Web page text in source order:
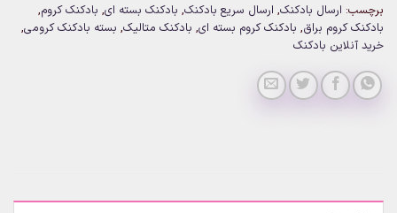
برچسب: ارسال بادکنک, ارسال سریع بادکنک, بادکنک بسته ای, بادکنک کروم,
بادکنک کروم براق, بادکنک کروم بسته ای, بادکنک متالیک, بسته بادکنک کرومی,
خرید آنلاین بادکنک